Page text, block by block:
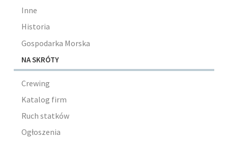
Inne
Historia
Gospodarka Morska
NA SKRÓTY
Crewing
Katalog firm
Ruch statków
Ogłoszenia